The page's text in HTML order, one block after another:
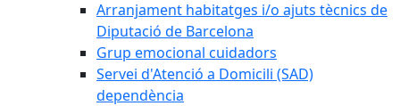
Arranjament habitatges i/o ajuts tècnics de
Diputació de Barcelona
Grup emocional cuidadors
Servei d'Atenció a Domicili (SAD)
dependència